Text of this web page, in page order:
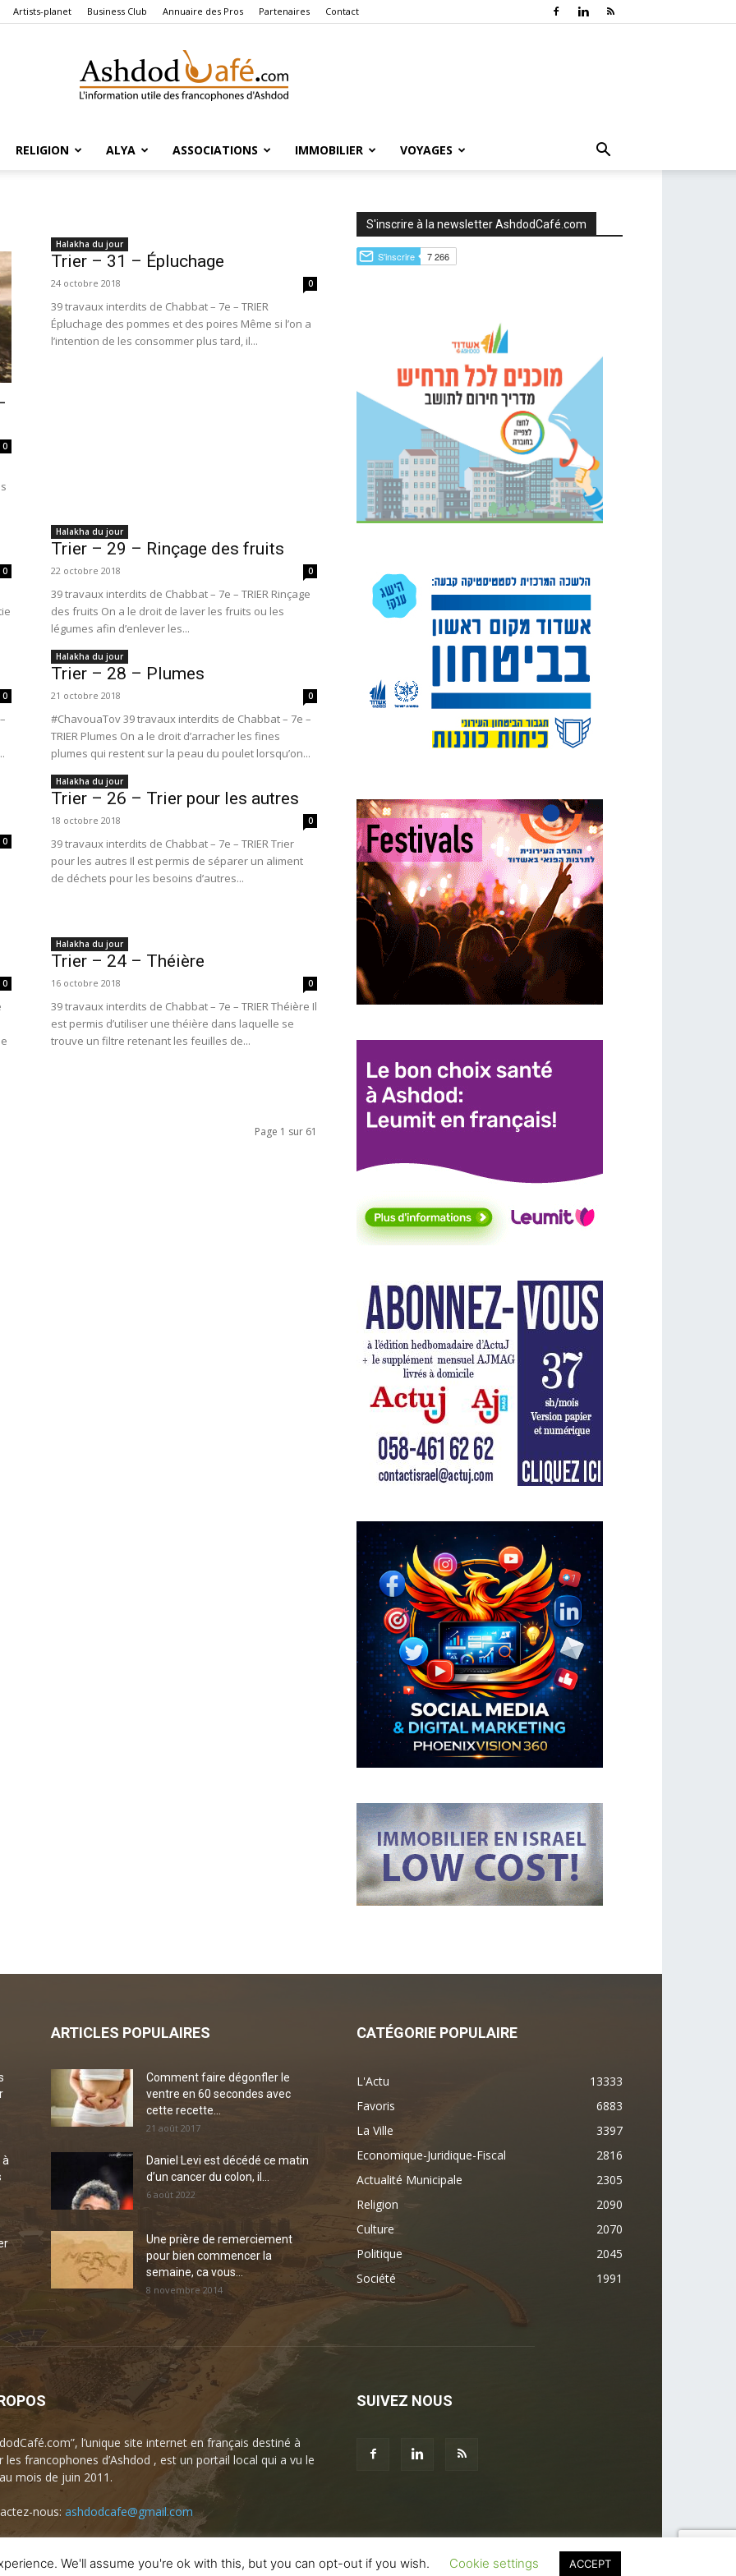
Artists-planet Business Club Annuaire des Pros Partenaires Contact
Café
RELIGION ALYA ASSOCIATIONS IMMOBILIER VOYAGES
0
Halakha du jour
Trier – 31 – Épluchage
24 octobre 2018 0
39 travaux interdits de Chabbat – 7e – TRIER
Épluchage des pommes et des poires Même si l’on a
l’intention de les consommer plus tard, il...
0
Halakha du jour
Trier – 29 – Rinçage des fruits
22 octobre 2018 0
39 travaux interdits de Chabbat – 7e – TRIER Rinçage
des fruits On a le droit de laver les fruits ou les
légumes afin d’enlever les...
0
Halakha du jour
Trier – 28 – Plumes
21 octobre 2018 0
#ChavouaTov 39 travaux interdits de Chabbat – 7e –
TRIER Plumes On a le droit d’arracher les fines
plumes qui restent sur la peau du poulet lorsqu’on...
0
Halakha du jour
Trier – 26 – Trier pour les autres
18 octobre 2018 0
39 travaux interdits de Chabbat – 7e – TRIER Trier
pour les autres Il est permis de séparer un aliment
de déchets pour les besoins d’autres...
0
Halakha du jour
Trier – 24 – Théière
16 octobre 2018 0
39 travaux interdits de Chabbat – 7e – TRIER Théière Il
est permis d’utiliser une théière dans laquelle se
trouve un filtre retenant les feuilles de...
Page 1 sur 61
S'inscrire à la newsletter AshdodCafé.com
à
ARTICLES POPULAIRES
Comment faire dégonfler le
ventre en 60 secondes avec
cette recette...
21 août 2017
Daniel Levi est décédé ce matin
d’un cancer du colon, il...
6 août 2022
Une prière de remerciement
pour bien commencer la
semaine, ca vous...
8 novembre 2014
CATÉGORIE POPULAIRE
L'Actu
13333
Favoris
6883
La Ville
3397
Economique-Juridique-Fiscal
2816
Actualité Municipale
2305
Religion
2090
Culture
2070
Politique
2045
Société
1991
l’unique site internet en français destiné à
les francophones d’Ashdod , est un portail local qui a vu le
mois de juin 2011.
nous: ashdodcafe@gmail.com
SUIVEZ NOUS
We'll assume you're ok with this, but you can opt-out if you wish. Cookie settings ACCEPT